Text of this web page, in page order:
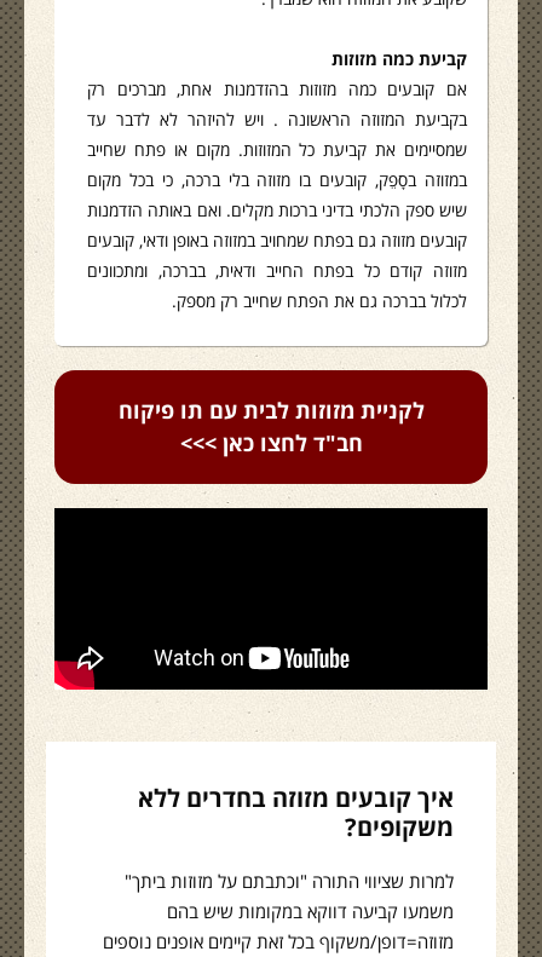
קביעת כמה מזוזות
אם קובעים כמה מזוזות בהזדמנות אחת, מברכים רק
בקביעת המזוזה הראשונה . ויש להיזהר לא לדבר עד
שמסיימים את קביעת כל המזוזות. מקום או פתח שחייב
במזוזה בסָפֵק, קובעים בו מזוזה בלי ברכה, כי בכל מקום
שיש ספק הלכתי בדיני ברכות מקלים. ואם באותה הזדמנות
קובעים מזוזה גם בפתח שמחויב במזוזה באופן ודאי, קובעים
מזוזה קודם כל בפתח החייב ודאית, בברכה, ומתכוונים
לכלול בברכה גם את הפתח שחייב רק מספק.
לקניית מזוזות לבית עם תו פיקוח
חב"ד לחצו כאן >>>
איך קובעים מזוזה בחדרים ללא
משקופים?
למרות שציווי התורה "וכתבתם על מזוזות ביתך"
משמעו קביעה דווקא במקומות שיש בהם
מזוזה=דופן/משקוף בכל זאת קיימים אופנים נוספים